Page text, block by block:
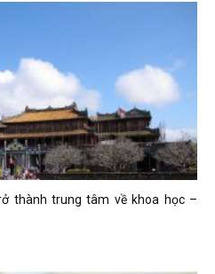
thành trung tâm về khoa học –